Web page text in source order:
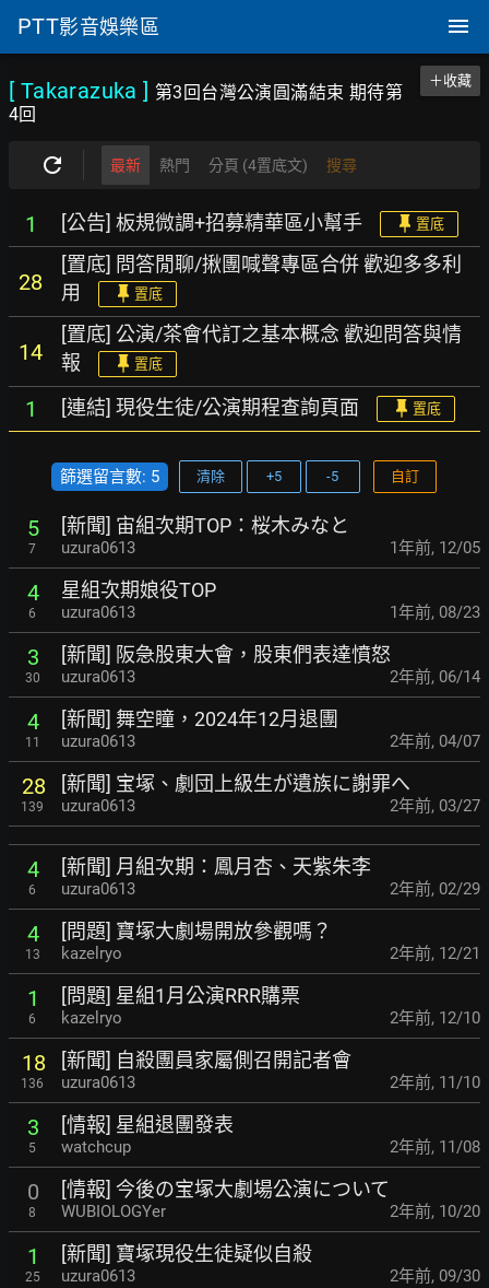
PTT影音娛樂區
[ Takarazuka ] 第3回台灣公演圓滿結束 期待第
4回
＋收藏
最新 熱門 分頁 (4置底文) 搜尋
1 [公告] 板規微調+招募精華區小幫手 置底
28
[置底] 問答閒聊/揪團喊聲專區合併 歡迎多多利
用
置底
14
[置底] 公演/茶會代訂之基本概念 歡迎問答與情
報
置底
1 [連結] 現役生徒/公演期程查詢頁面 置底
篩選留言數: 5 清除 +5 -5 自訂
5
7
[新聞] 宙組次期TOP：桜木みなと
uzura0613 1年前, 12/05
4
6
星組次期娘役TOP
uzura0613 1年前, 08/23
3
30
[新聞] 阪急股東大會，股東們表達憤怒
uzura0613 2年前, 06/14
4
11
[新聞] 舞空瞳，2024年12月退團
uzura0613 2年前, 04/07
28
139
[新聞] 宝塚、劇団上級生が遺族に謝罪へ
uzura0613 2年前, 03/27
4
6
[新聞] 月組次期：鳳月杏、天紫朱李
uzura0613 2年前, 02/29
4
13
[問題] 寶塚大劇場開放參觀嗎？
kazelryo 2年前, 12/21
1
6
[問題] 星組1月公演RRR購票
kazelryo 2年前, 12/10
18
136
[新聞] 自殺團員家屬側召開記者會
uzura0613 2年前, 11/10
3
5
[情報] 星組退團發表
watchcup 2年前, 11/08
0
8
[情報] 今後の宝塚大劇場公演について
WUBIOLOGYer 2年前, 10/20
1
25
[新聞] 寶塚現役生徒疑似自殺
uzura0613 2年前, 09/30